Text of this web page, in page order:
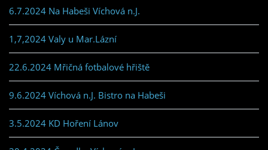
6.7.2024 Na Habeši Víchová n.J.
1,7,2024 Valy u Mar.Lázní
22.6.2024 Mřičná fotbalové hřiště
9.6.2024 Víchová n.J. Bistro na Habeši
3.5.2024 KD Hoření Lánov